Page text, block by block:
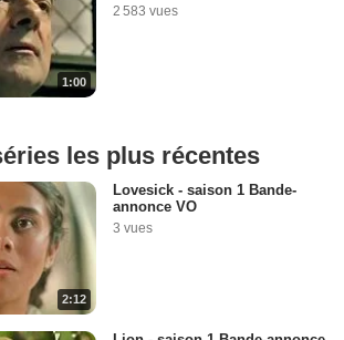
1:00
2 583 vues
les plus récentes
2:12
Lovesick - saison 1 Bande-
annonce VO
3 vues